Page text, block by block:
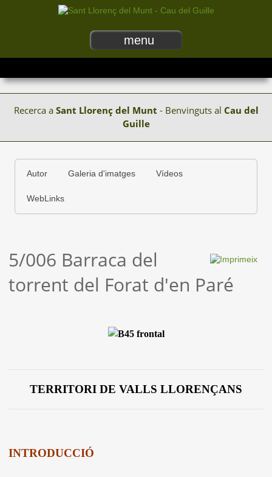
menu
Recerca a Sant Llorenç del Munt - Benvinguts al Cau del
Guille
Autor Galeria d'imatges Vídeos
WebLinks
5/006 Barraca del
torrent del Forat d'en Paré
TERRITORI DE VALLS LLORENÇANS
INTRODUCCIÓ